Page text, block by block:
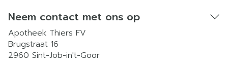
Neem contact met ons op
Apotheek Thiers FV
Brugstraat 16
2960 Sint-Job-in't-Goor